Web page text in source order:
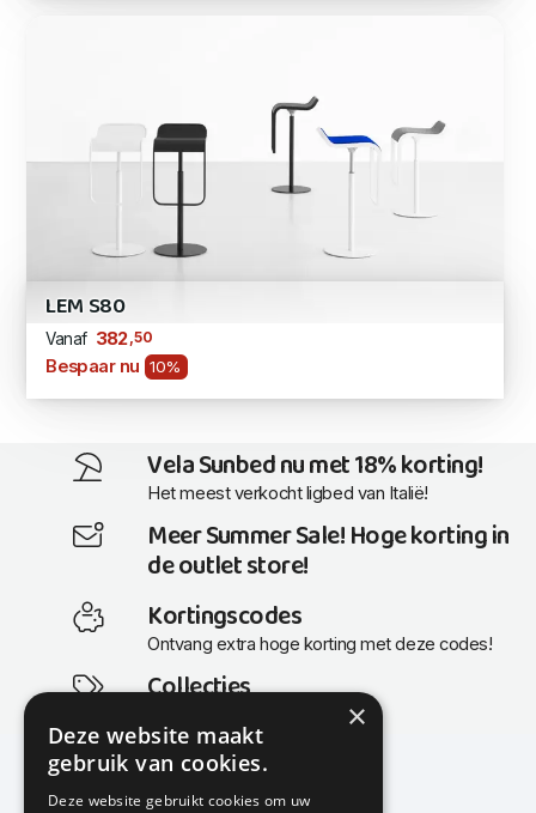
LEM S80
Vanaf 382 ,50
Bespaar nu 10%
Vela Sunbed nu met 18% korting!
Het meest verkocht ligbed van Italië!
Meer Summer Sale! Hoge korting in
de outlet store!
Kortingscodes
Ontvang extra hoge korting met deze codes!
Collecties
Actuele en populaire collecties
×
Deze website maakt
gebruik van cookies.
Deze website gebruikt cookies om uw